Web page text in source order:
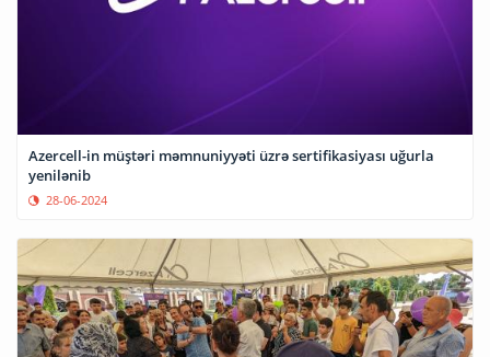
Azercell-in müştəri məmnuniyyəti üzrə sertifikasiyası uğurla
yenilənib
28-06-2024